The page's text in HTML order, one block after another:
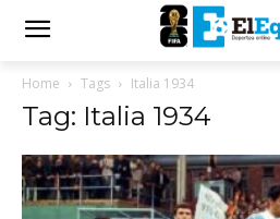
Home Tags Italia 1934
Tag: Italia 1934